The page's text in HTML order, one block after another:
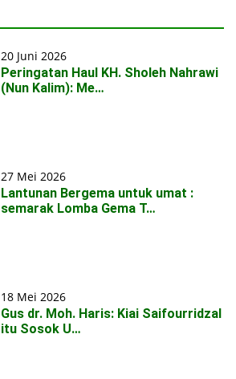
20 Juni 2026
Peringatan Haul KH. Sholeh Nahrawi
(Nun Kalim): Me…
27 Mei 2026
Lantunan Bergema untuk umat :
semarak Lomba Gema T…
18 Mei 2026
Gus dr. Moh. Haris: Kiai Saifourridzal
itu Sosok U…